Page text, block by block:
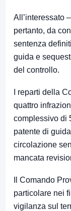
All’interessato
pertanto, da
sentenza
guida e
del controllo.
I reparti della
quattro
complessivo di
patente di
circolazione
mancata
Il Comando
particolare nei
vigilanza sul